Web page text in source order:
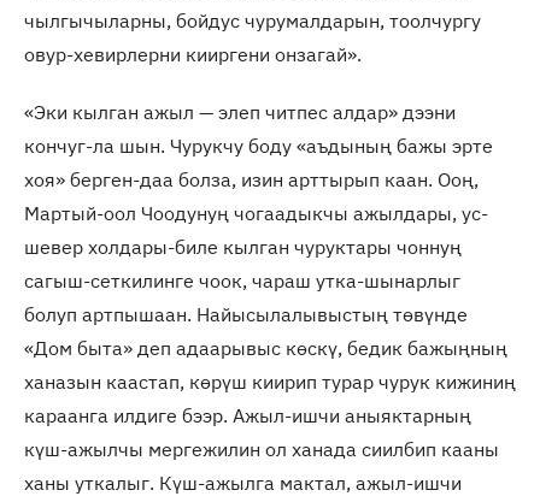
чылгычыларны, бойдус чурумалдарын, тоолчургу
овур-хевирлерни кииргени онзагай».
«Эки кылган ажыл — элеп читпес алдар» дээни
кончуг-ла шын. Чурукчу боду «аъдының бажы эрте
хоя» берген-даа болза, изин арттырып каан. Ооң,
Мартый-оол Чоодунуң чогаадыкчы ажылдары, ус-
шевер холдары-биле кылган чуруктары чоннуң
сагыш-сеткилинге чоок, чараш утка-шынарлыг
болуп артпышаан. Найысылалывыстың төвүнде
«Дом быта» деп адаарывыс көскү, бедик бажыңның
ханазын каастап, көрүш киирип турар чурук кижиниң
караанга илдиге бээр. Ажыл-ишчи аныяктарның
күш-ажылчы мергежилин ол ханада сиилбип кааны
ханы уткалыг. Күш-ажылга мактал, ажыл-ишчи